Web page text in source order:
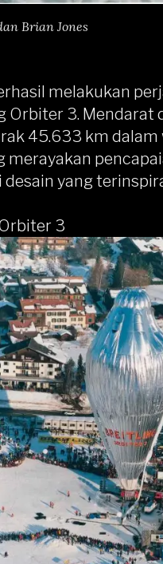
Brian Jones
melakukan
3. Mendarat
45.633 km dalam
yang
3